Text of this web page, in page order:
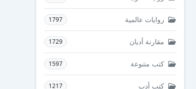
روايات عالمية 1797
مقارنة أديان 1729
كتب متنوعة 1597
كتب أدب 1217